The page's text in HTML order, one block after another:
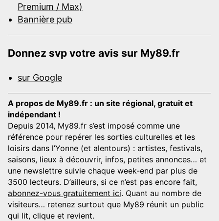
Premium / Max)
Bannière pub
Donnez svp votre avis sur My89.fr
sur Google
A propos de My89.fr : un site régional, gratuit et
indépendant !
Depuis 2014, My89.fr s’est imposé comme une
référence pour repérer les sorties culturelles et les
loisirs dans l’Yonne (et alentours) : artistes, festivals,
saisons, lieux à découvrir, infos, petites annonces… et
une newslettre suivie chaque week-end par plus de
3500 lecteurs. D’ailleurs, si ce n’est pas encore fait,
abonnez-vous gratuitement ici. Quant au nombre de
visiteurs… retenez surtout que My89 réunit un public
qui lit, clique et revient.